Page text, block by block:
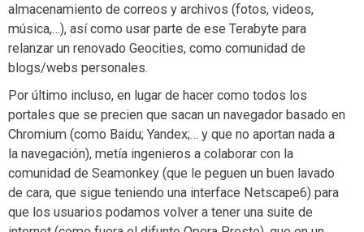
almacenamiento de correos y archivos (fotos, videos,
música,…), así como usar parte de ese Terabyte para
relanzar un renovado Geocities, como comunidad de
blogs/webs personales.
Por último incluso, en lugar de hacer como todos los
portales que se precien que sacan un navegador basado en
Chromium (como Baidu; Yandex;… y que no aportan nada a
la navegación), metía ingenieros a colaborar con la
comunidad de Seamonkey (que le peguen un buen lavado
de cara, que sigue teniendo una interface Netscape6) para
que los usuarios podamos volver a tener una suite de